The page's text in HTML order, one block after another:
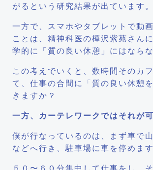
がるという研究結果が出ています。
一方で、スマホやタブレットで動
ことは、精神科医の樺沢紫苑さん
学的に「質の良い休憩」にはなら
この考えでいくと、数時間そのカ
て、仕事の合間に「質の良い休憩
きますか？
一方、カーテレワークではそれが可
僕が行なっているのは、まず車で
などへ行き、駐車場に車を停めます
５０〜６０分集中して仕事をし、